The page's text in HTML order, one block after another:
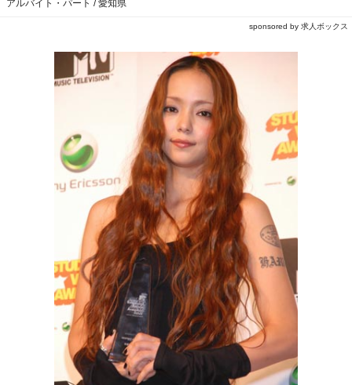
アルバイト・パート / 愛知県
sponsored by 求人ボックス